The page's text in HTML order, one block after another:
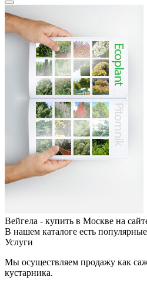
Вейгела - купить в Москве на
В нашем каталоге есть
Услуги
Мы осуществляем продажу как
кустарника.